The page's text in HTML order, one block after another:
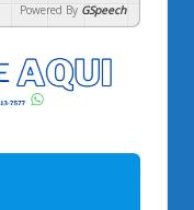
Powered By GSpeech